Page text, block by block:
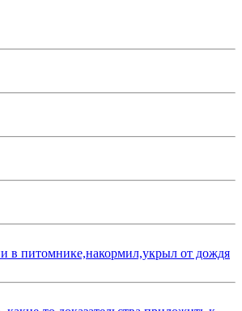
в питомнике,накормил,укрыл от дождя